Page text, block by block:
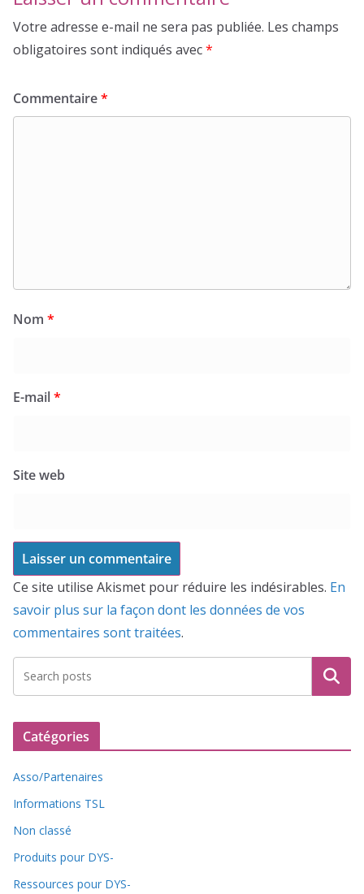
Votre adresse e-mail ne sera pas publiée. Les champs
obligatoires sont indiqués avec*
Commentaire*
Nom *
E-mail*
Site web
Ce site utilise Akismet pour réduire les indésirables. En
savoir plus sur la façon dont les données de vos
commentaires sont traitées.
Catégories
Asso/Partenaires
Informations TSL
Non classé
Produits pour DYS-
Ressources pour DYS-